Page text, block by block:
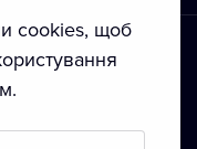
• Автoрські права
cookies, щоб